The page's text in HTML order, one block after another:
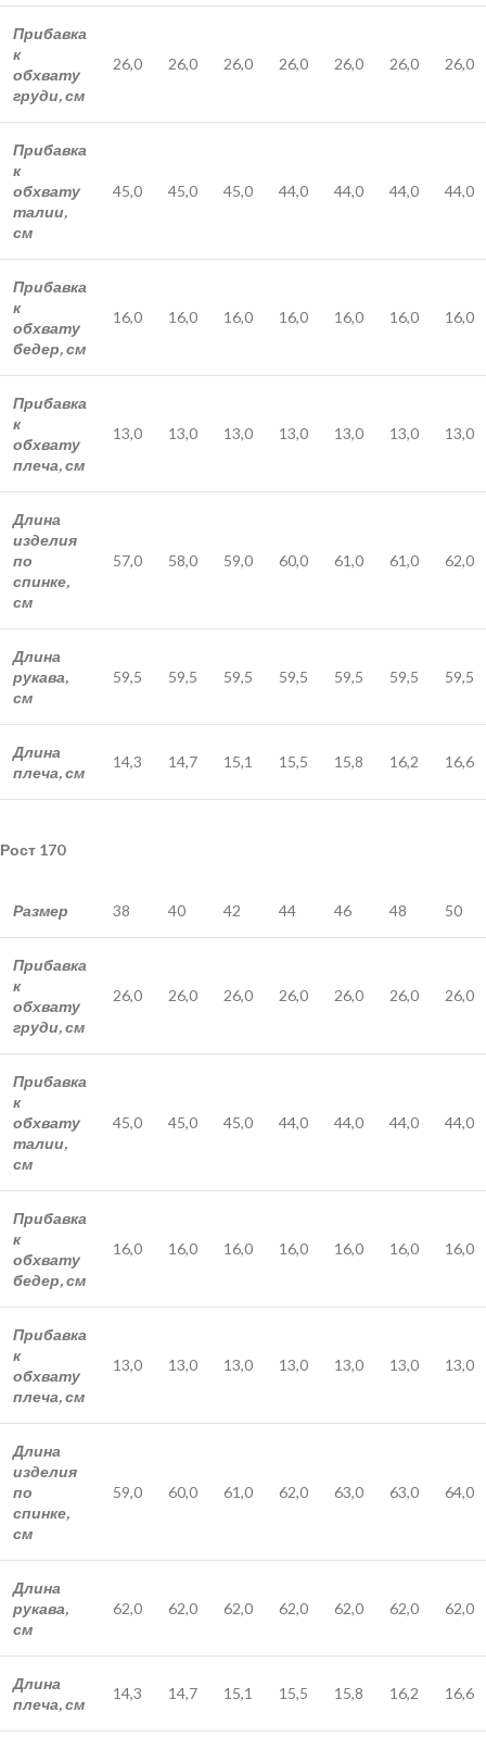
Прибавка
к
обхвату
груди, см
26,0 26,0 26,0 26,0 26,0 26,0 26,0
Прибавка
к
обхвату
талии,
см
45,0 45,0 45,0 44,0 44,0 44,0 44,0
Прибавка
к
обхвату
бедер, см
16,0 16,0 16,0 16,0 16,0 16,0 16,0
Прибавка
к
обхвату
плеча, см
13,0 13,0 13,0 13,0 13,0 13,0 13,0
Длина
изделия
по
спинке,
см
57,0 58,0 59,0 60,0 61,0 61,0 62,0
Длина
рукава,
см
59,5 59,5 59,5 59,5 59,5 59,5 59,5
Длина
плеча, см
14,3 14,7 15,1 15,5 15,8 16,2 16,6
Рост 170
Размер 38 40 42 44 46 48 50
Прибавка
к
обхвату
груди, см
26,0 26,0 26,0 26,0 26,0 26,0 26,0
Прибавка
к
обхвату
талии,
см
45,0 45,0 45,0 44,0 44,0 44,0 44,0
Прибавка
к
обхвату
бедер, см
16,0 16,0 16,0 16,0 16,0 16,0 16,0
Прибавка
к
обхвату
плеча, см
13,0 13,0 13,0 13,0 13,0 13,0 13,0
Длина
изделия
по
спинке,
см
59,0 60,0 61,0 62,0 63,0 63,0 64,0
Длина
рукава,
см
62,0 62,0 62,0 62,0 62,0 62,0 62,0
Длина
плеча, см
14,3 14,7 15,1 15,5 15,8 16,2 16,6